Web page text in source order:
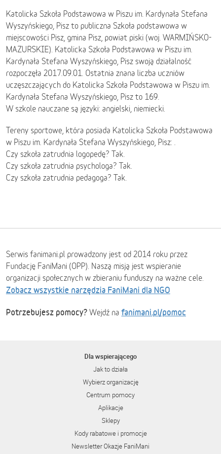
Katolicka Szkoła Podstawowa w Piszu im. Kardynała Stefana
Wyszyńskiego, Pisz to publiczna Szkoła podstawowa w
miejscowości Pisz, gmina Pisz, powiat piski (woj. WARMIŃSKO-
MAZURSKIE). Katolicka Szkoła Podstawowa w Piszu im.
Kardynała Stefana Wyszyńskiego, Pisz swoją działalność
rozpoczęła 2017.09.01. Ostatnia znana liczba uczniów
uczęszczających do Katolicka Szkoła Podstawowa w Piszu im.
Kardynała Stefana Wyszyńskiego, Pisz to 169.
W szkole nauczane są języki: angielski, niemiecki.
Tereny sportowe, która posiada Katolicka Szkoła Podstawowa
w Piszu im. Kardynała Stefana Wyszyńskiego, Pisz: .
Czy szkoła zatrudnia logopedę? Tak.
Czy szkoła zatrudnia psychologa? Tak.
Czy szkoła zatrudnia pedagoga? Tak.
Serwis fanimani.pl prowadzony jest od 2014 roku przez
Fundację FaniMani (OPP). Naszą misją jest wspieranie
organizacji społecznych w zbieraniu funduszy na ważne cele.
Zobacz wszystkie narzędzia FaniMani dla NGO
Potrzebujesz pomocy? Wejdź na fanimani.pl/pomoc
Dla wspierającego
Jak to działa
Wybierz organizację
Centrum pomocy
Aplikacje
Sklepy
Kody rabatowe i promocje
Newsletter Okazje FaniMani